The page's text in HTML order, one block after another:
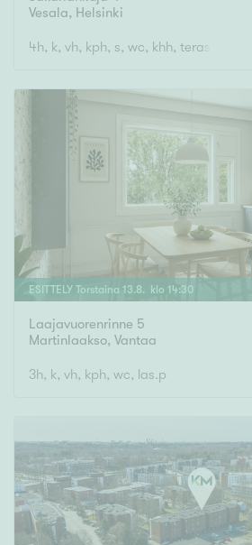
Vesala, Helsinki
4h, k, vh, kph, s, wc, khh, terassi, var
ESITTELY Torstaina 13.8. klo 14:30
Laajavuorenrinne 5
Martinlaakso, Vantaa
3h, k, vh, kph, wc, las.p